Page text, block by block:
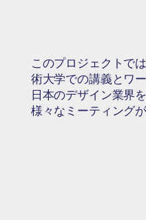
このプロジェクトで
術大学での講義とワ
日本のデザイン業界
様々なミーティング